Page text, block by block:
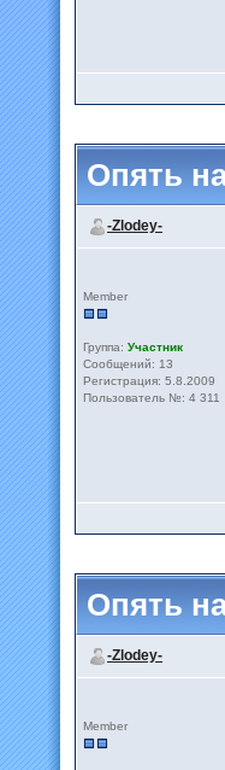
Опять
-Zlodey-
Member
Группа: Участник
Сообщений: 13
Регистрация: 5.8.2009
Пользователь №: 4 311
Опять
-Zlodey-
Member